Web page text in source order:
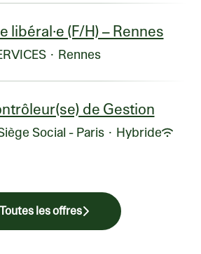
libéral·e (F/H) – Rennes
· Rennes
de Gestion
Social - Paris · Hybride
Toutes les offres